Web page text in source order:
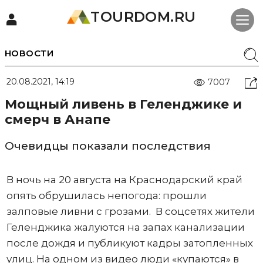
TOURDOM.RU
НОВОСТИ
20.08.2021, 14:19 7007
Мощный ливень в Геленджике и
смерч в Анапе
Очевидцы показали последствия
В ночь на 20 августа на Краснодарский край
опять обрушилась непогода: прошли
залповые ливни с грозами. В соцсетях жители
Геленджика жалуются на запах канализации
после дождя и публикуют кадры затопленных
улиц. На одном из видео люди «купаются» в